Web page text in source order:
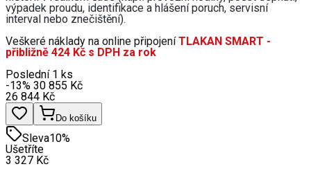
výpadek proudu, identifikace a hlášení poruch, servisní
interval nebo znečištění).
Veškeré náklady na online připojení TLAKAN SMART -
přibližně 424 Kč s DPH za rok
Poslední 1 ks
-13% 30 855 Kč
26 844 Kč
Do košíku
Sleva10%
Ušetříte
3 327 Kč